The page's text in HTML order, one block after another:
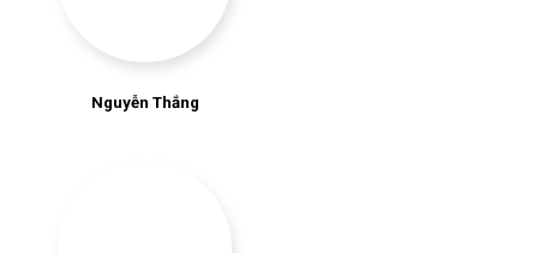
Nguyễn Thắng